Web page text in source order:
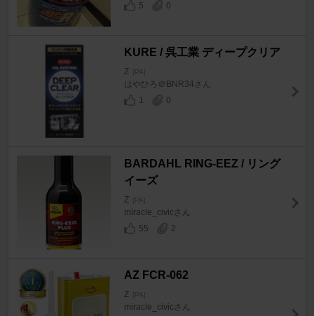
5
0
KURE / 呉工業 ディープクリア
Z [PA]
はやひろ＠BNR34さん
1
0
BARDAHL RING-EEZ / リング
イーズ
Z [PA]
miracle_civicさん
55
2
AZ FCR-062
Z [PA]
miracle_civicさん